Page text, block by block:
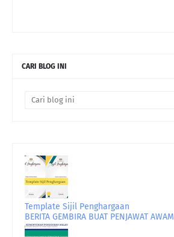
CARI BLOG INI
Template Sijil Penghargaan
BERITA GEMBIRA BUAT PENJAWAT AWAM